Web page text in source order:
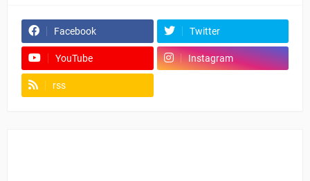
Facebook Twitter
YouTube Instagram
rss